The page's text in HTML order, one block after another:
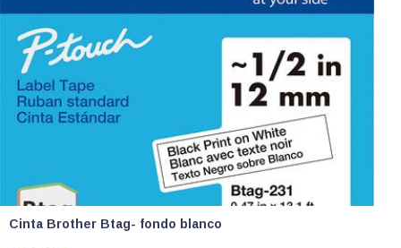
Cinta Brother Btag- fondo blanco